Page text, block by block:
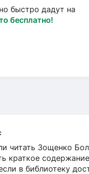
быстро дадут на
бесплатно!
читать Зощенко
краткое
в библиотеку